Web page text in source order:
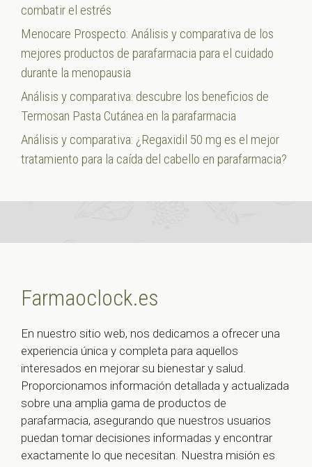
combatir el estrés
Menocare Prospecto: Análisis y comparativa de los
mejores productos de parafarmacia para el cuidado
durante la menopausia
Análisis y comparativa: descubre los beneficios de
Termosan Pasta Cutánea en la parafarmacia
Análisis y comparativa: ¿Regaxidil 50 mg es el mejor
tratamiento para la caída del cabello en parafarmacia?
Farmaoclock.es
En nuestro sitio web, nos dedicamos a ofrecer una
experiencia única y completa para aquellos
interesados en mejorar su bienestar y salud.
Proporcionamos información detallada y actualizada
sobre una amplia gama de productos de
parafarmacia, asegurando que nuestros usuarios
puedan tomar decisiones informadas y encontrar
exactamente lo que necesitan. Nuestra misión es